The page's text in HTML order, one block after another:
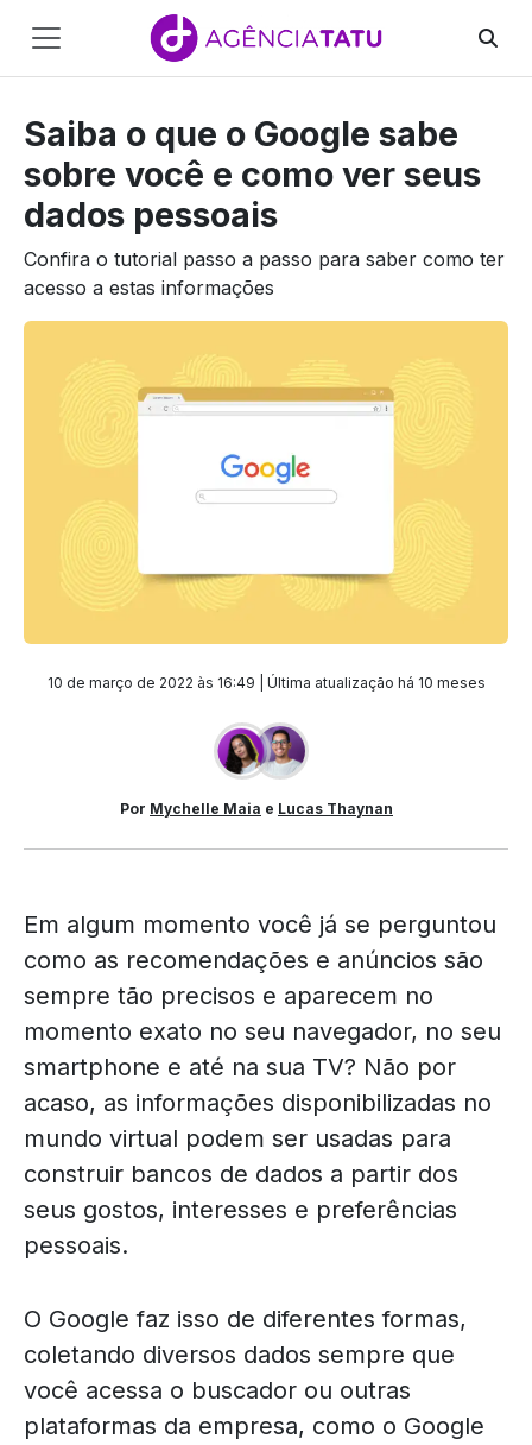
Pular para o conteúdo
Main
Navigation
Saiba o que o Google sabe
sobre você e como ver seus
dados pessoais
Confira o tutorial passo a passo para saber como ter
acesso a estas informações
10 de março de 2022 às 16:49 | Última atualização há 10 meses
Por Mychelle Maia e Lucas Thaynan
Em algum momento você já se perguntou
como as recomendações e anúncios são
sempre tão precisos e aparecem no
momento exato no seu navegador, no seu
smartphone e até na sua TV? Não por
acaso, as informações disponibilizadas no
mundo virtual podem ser usadas para
construir bancos de dados a partir dos
seus gostos, interesses e preferências
pessoais.
O Google faz isso de diferentes formas,
coletando diversos dados sempre que
você acessa o buscador ou outras
plataformas da empresa, como o Google